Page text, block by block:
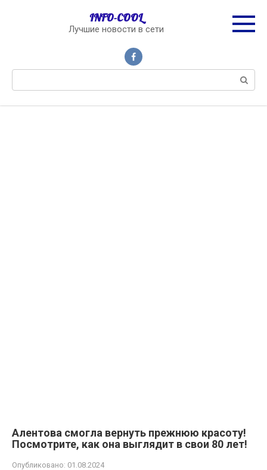
INFO-COOL
Лучшие новости в сети
Алентова смогла вернуть прежнюю красоту!
Посмотрите, как она выглядит в свои 80 лет!
Опубликовано: 01.08.2024